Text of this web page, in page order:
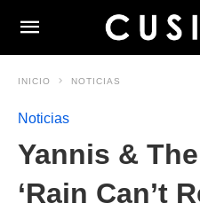
INICIO NOTICIAS
Noticias
Yannis &
‘Rain Can’t